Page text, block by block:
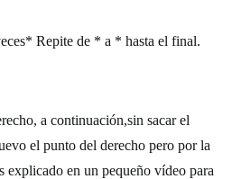
Repite de * a * hasta el final.
a continuación,sin sacar el
el punto del derecho pero por la
explicado en un pequeño vídeo para